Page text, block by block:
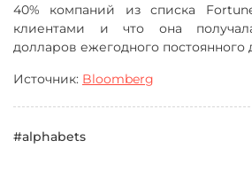
40% компаний из списка
клиентами и что она
долларов ежегодного постоянного
Источник: Bloomberg
#alphabets